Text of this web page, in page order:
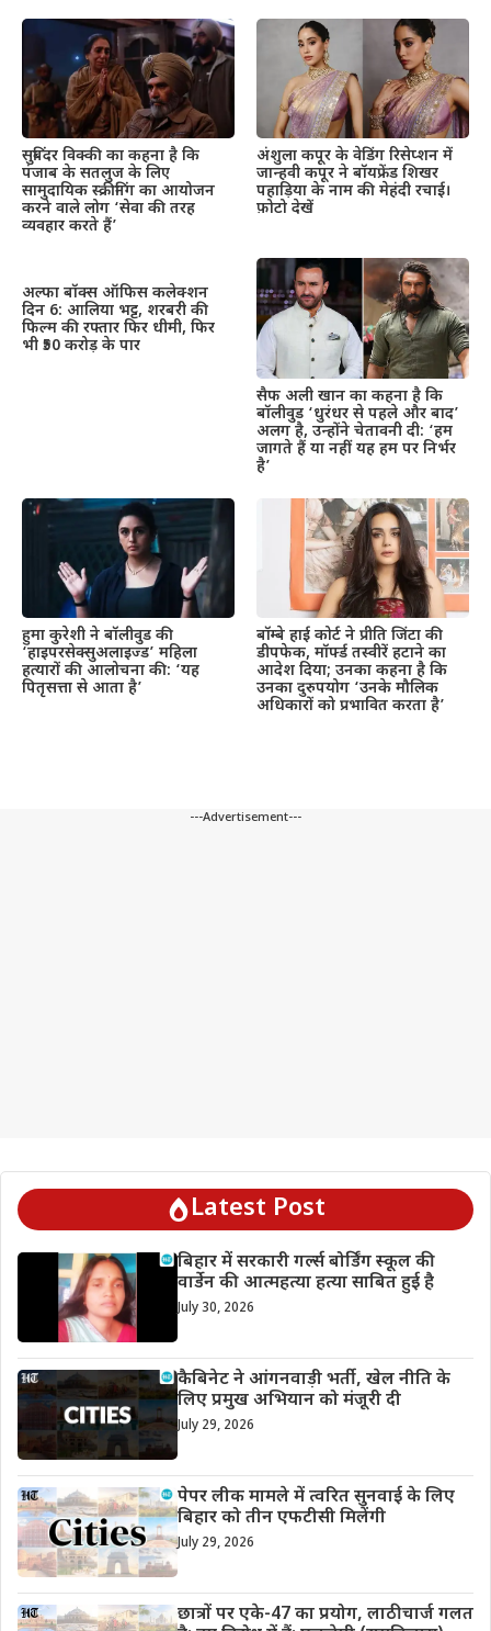
सुबिंदर विक्की का कहना है कि
पंजाब के सतलुज के लिए
सामुदायिक स्क्रीनिंग का आयोजन
करने वाले लोग ‘सेवा की तरह
व्यवहार करते हैं’
अंशुला कपूर के वेडिंग रिसेप्शन में
जान्हवी कपूर ने बॉयफ्रेंड शिखर
पहाड़िया के नाम की मेहंदी रचाई।
फ़ोटो देखें
अल्फा बॉक्स ऑफिस कलेक्शन
दिन 6: आलिया भट्ट, शरबरी की
फिल्म की रफ्तार फिर धीमी, फिर
भी ₹50 करोड़ के पार
सैफ अली खान का कहना है कि
बॉलीवुड ‘धुरंधर से पहले और बाद’
अलग है, उन्होंने चेतावनी दी: ‘हम
जागते हैं या नहीं यह हम पर निर्भर
है’
हुमा कुरेशी ने बॉलीवुड की
‘हाइपरसेक्सुअलाइज्ड’ महिला
हत्यारों की आलोचना की: ‘यह
पितृसत्ता से आता है’
बॉम्बे हाई कोर्ट ने प्रीति जिंटा की
डीपफेक, मॉर्फ्ड तस्वीरें हटाने का
आदेश दिया; उनका कहना है कि
उनका दुरुपयोग ‘उनके मौलिक
अधिकारों को प्रभावित करता है’
---Advertisement---
Latest Post
बिहार में सरकारी गर्ल्स बोर्डिंग स्कूल की
वार्डेन की आत्महत्या हत्या साबित हुई है
July 30, 2026
कैबिनेट ने आंगनवाड़ी भर्ती, खेल नीति के
लिए प्रमुख अभियान को मंजूरी दी
July 29, 2026
पेपर लीक मामले में त्वरित सुनवाई के लिए
बिहार को तीन एफटीसी मिलेंगी
July 29, 2026
छात्रों पर एके-47 का प्रयोग, लाठीचार्ज गलत